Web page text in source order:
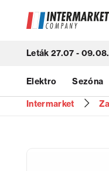
Leták 27.07 -
Elektro Sezóna
Intermarket